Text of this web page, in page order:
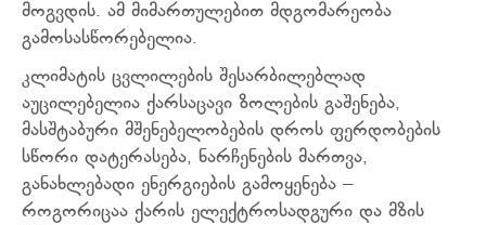
მოგვდის. ამ მიმართულებით მდგომარეობა
გამოსასწორებელია.
კლიმატის ცვლილების შესარბილებლად
აუცილებელია ქარსაცავი ზოლების გაშენება,
მასშტაბური მშენებელობების დროს ფერდობების
სწორი დატერასება, ნარჩენების მართვა,
განახლებადი ენერგიების გამოყენება –
როგორიცაა ქარის ელექტროსადგური და მზის